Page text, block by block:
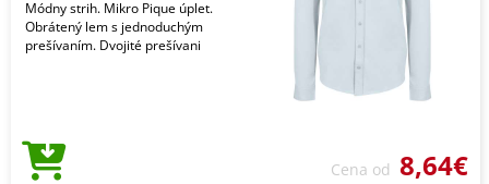
Módny strih. Mikro Pique úplet.
Obrátený lem s jednoduchým
prešívaním. Dvojité prešívani
Cena od 8,64€